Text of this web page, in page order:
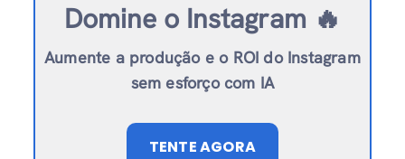
Domine o Instagram 🔥
Aumente a produção e o ROI do Instagram
sem esforço com IA
TENTE AGORA